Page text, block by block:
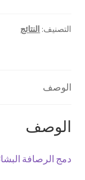
التصنيف: النتائج
الوصف
الوصف
دمج الرصافة